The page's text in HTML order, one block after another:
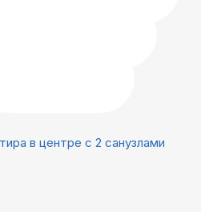
в центре с 2 санузлами